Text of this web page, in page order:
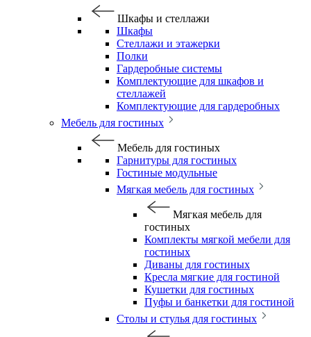
Шкафы и стеллажи
Шкафы
Стеллажи и этажерки
Полки
Гардеробные системы
Комплектующие для шкафов и
стеллажей
Комплектующие для гардеробных
Мебель для гостиных
Мебель для гостиных
Гарнитуры для гостиных
Гостиные модульные
Мягкая мебель для гостиных
Мягкая мебель для
гостиных
Комплекты мягкой мебели для
гостиных
Диваны для гостиных
Кресла мягкие для гостиной
Кушетки для гостиных
Пуфы и банкетки для гостиной
Столы и стулья для гостиных